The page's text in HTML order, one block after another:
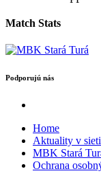
Match Stats
Podporujú nás
Home
Aktuality v sieti
MBK Stará
Ochrana